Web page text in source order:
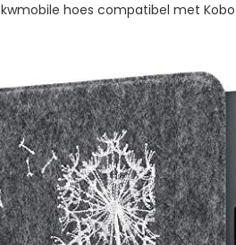
kwmobile hoes compatibel met